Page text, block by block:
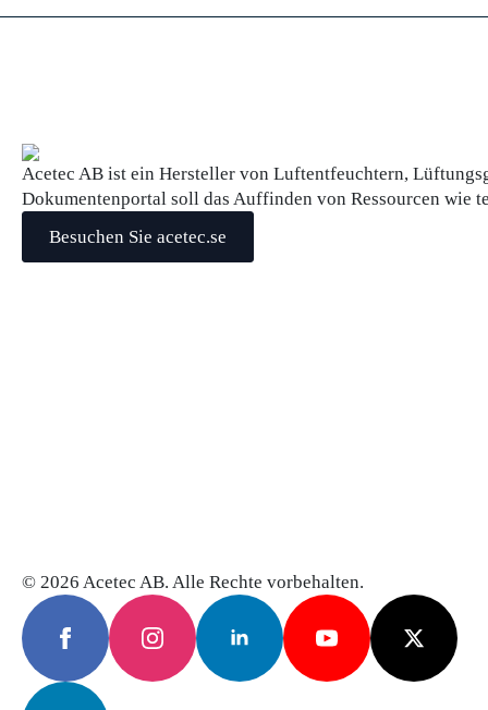
Acetec AB ist ein Hersteller von Luftentfeuchtern,
Dokumentenportal soll das Auffinden von Ressourcen wie
Besuchen Sie acetec.se
© 2026 Acetec AB. Alle Rechte vorbehalten.